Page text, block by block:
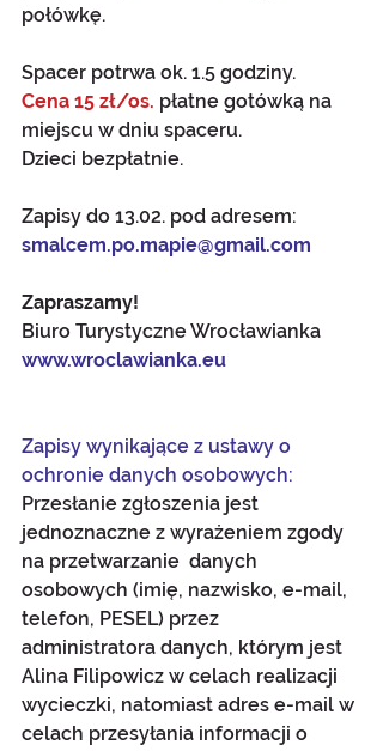
połówkę.
Spacer potrwa ok. 1.5 godziny.
Cena 15 zł/os. płatne gotówką na
miejscu w dniu spaceru.
Dzieci bezpłatnie.
Zapisy do 13.02. pod adresem:
smalcem.po.mapie@gmail.com
Zapraszamy!
Biuro Turystyczne Wrocławianka
www.wroclawianka.eu
Zapisy wynikające z ustawy o
ochronie danych osobowych:
Przesłanie zgłoszenia jest
jednoznaczne z wyrażeniem zgody
na przetwarzanie  danych
osobowych (imię, nazwisko, e-mail,
telefon, PESEL) przez
administratora danych, którym jest
Alina Filipowicz w celach realizacji
wycieczki, natomiast adres e-mail w
celach przesyłania informacji o